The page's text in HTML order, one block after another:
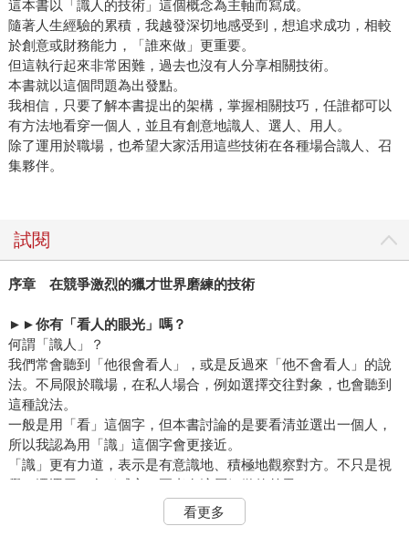
這本書以「識人的技術」這個概念為主軸而寫成。
隨著人生經驗的累積，我越發深切地感受到，想追求成功，相較
於創意或財務能力，「誰來做」更重要。
但這執行起來非常困難，過去也沒有人分享相關技術。
本書就以這個問題為出發點。
我相信，只要了解本書提出的架構，掌握相關技巧，任誰都可以
有方法地看穿一個人，並且有創意地識人、選人、用人。
除了運用於職場，也希望大家活用這些技術在各種場合識人、召
集夥伴。
試閱
序章 在競爭激烈的獵才世界磨練的技術
►►你有「看人的眼光」嗎？
何謂「識人」？
我們常會聽到「他很會看人」，或是反過來「他不會看人」的說
法。不局限於職場，在私人場合，例如選擇交往對象，也會聽到
這種說法。
一般是用「看」這個字，但本書討論的是要看清並選出一個人，
所以我認為用「識」這個字會更接近。
「識」更有力道，表示是有意識地、積極地觀察對方。不只是視
覺，還運用了多種感官。兩者有這層細微的差異。
問題① 你覺得自己有「看人的眼光」嗎？
看更多